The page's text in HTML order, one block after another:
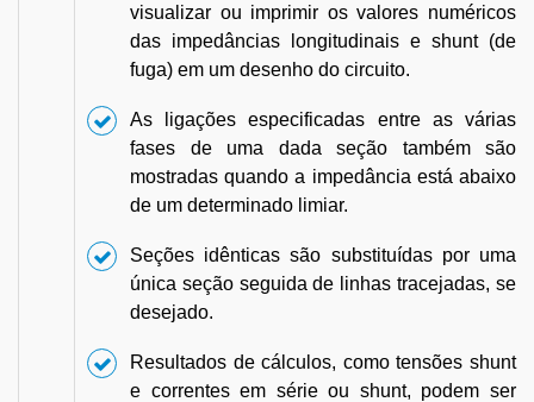
visualizar ou imprimir os valores numéricos
das impedâncias longitudinais e shunt (de
fuga) em um desenho do circuito.
As ligações especificadas entre as várias
fases de uma dada seção também são
mostradas quando a impedância está abaixo
de um determinado limiar.
Seções idênticas são substituídas por uma
única seção seguida de linhas tracejadas, se
desejado.
Resultados de cálculos, como tensões shunt
e correntes em série ou shunt, podem ser